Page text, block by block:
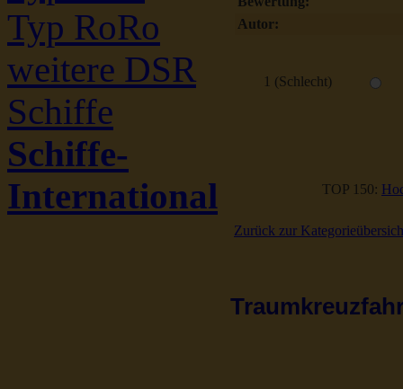
Typ RoRo
weitere DSR
Schiffe
Schiffe-
International
Autor:
1 (Schlecht)
TOP 150:
Zurück zur